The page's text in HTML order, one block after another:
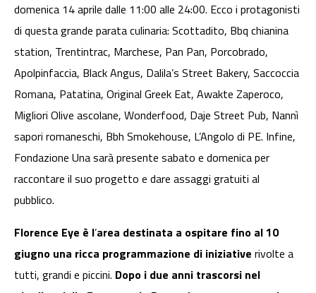
domenica 14 aprile dalle 11:00 alle 24:00. Ecco i protagonisti
di questa grande parata culinaria: Scottadito, Bbq chianina
station, Trentintrac, Marchese, Pan Pan, Porcobrado,
Apolpinfaccia, Black Angus, Dalila’s Street Bakery, Saccoccia
Romana, Patatina, Original Greek Eat, Awakte Zaperoco,
Migliori Olive ascolane, Wonderfood, Daje Street Pub, Nannì
sapori romaneschi, Bbh Smokehouse, L’Angolo di PE. Infine,
Fondazione Una sarà presente sabato e domenica per
raccontare il suo progetto e dare assaggi gratuiti al
pubblico.
Florence Eye è l’area destinata a ospitare fino al 10
giugno una ricca programmazione di iniziative rivolte a
tutti, grandi e piccini. Dopo i due anni trascorsi nel